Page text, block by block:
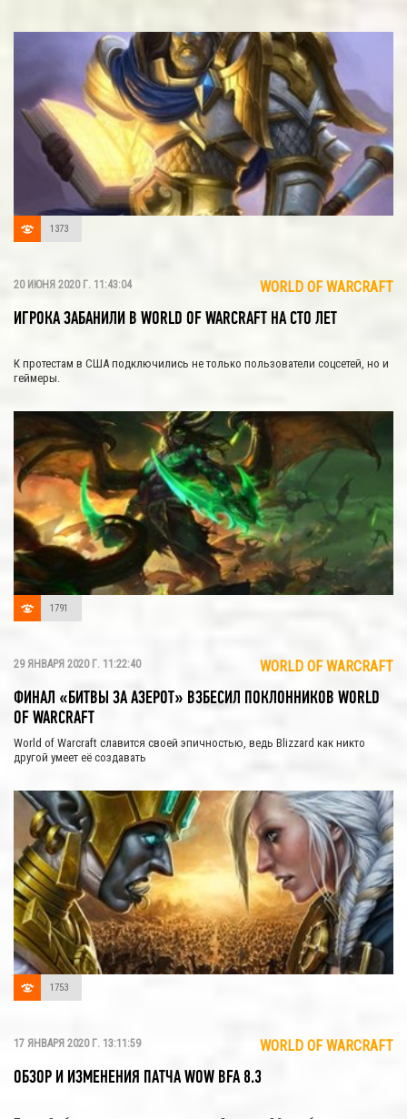
1373
20 ИЮНЯ 2020 Г. 11:43:04 WORLD OF WARCRAFT
ИГРОКА ЗАБАНИЛИ В WORLD OF WARCRAFT НА СТО ЛЕТ
К протестам в США подключились не только пользователи соцсетей, но и
геймеры.
1791
29 ЯНВАРЯ 2020 Г. 11:22:40 WORLD OF WARCRAFT
ФИНАЛ «БИТВЫ ЗА АЗЕРОТ» ВЗБЕСИЛ ПОКЛОННИКОВ WORLD
OF WARCRAFT
World of Warcraft славится своей эпичностью, ведь Blizzard как никто
другой умеет её создавать
1753
17 ЯНВАРЯ 2020 Г. 13:11:59 WORLD OF WARCRAFT
ОБЗОР И ИЗМЕНЕНИЯ ПАТЧА WOW BFA 8.3